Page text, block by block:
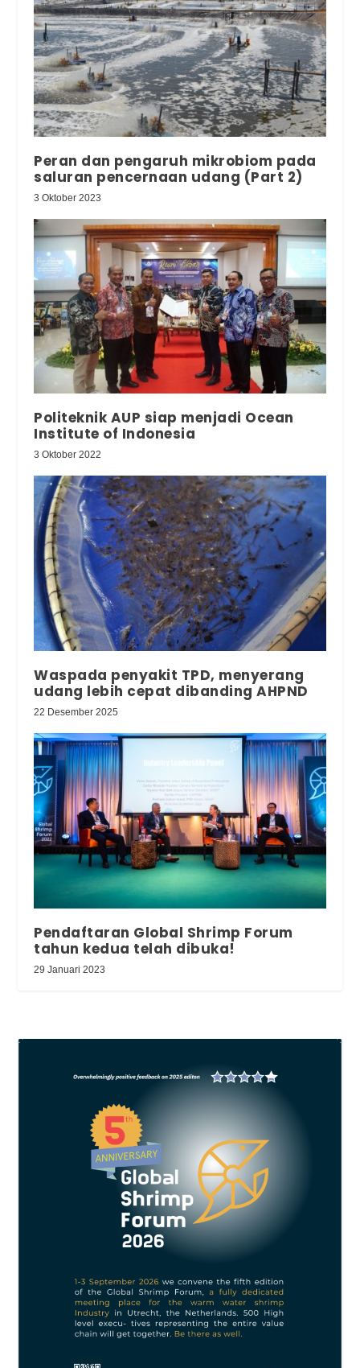
Peran dan pengaruh mikrobiom pada
saluran pencernaan udang (Part 2)
3 Oktober 2023
Politeknik AUP siap menjadi Ocean
Institute of Indonesia
3 Oktober 2022
Waspada penyakit TPD, menyerang
udang lebih cepat dibanding AHPND
22 Desember 2025
Pendaftaran Global Shrimp Forum
tahun kedua telah dibuka!
29 Januari 2023